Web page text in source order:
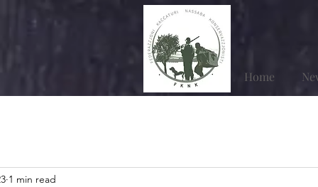
Home
1 min read